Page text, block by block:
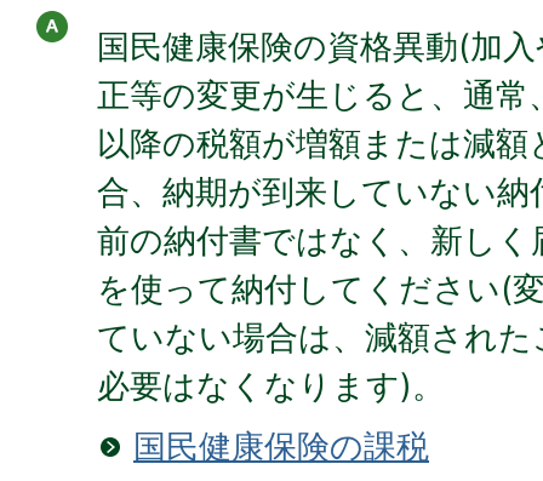
国民健康保険の資格異動(加
正等の変更が生じると、通
以降の税額が増額または減
合、納期が到来していない
前の納付書ではなく、新し
を使って納付してください(
ていない場合は、減額され
必要はなくなります)。
国民健康保険の課税